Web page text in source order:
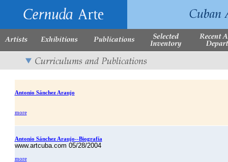
Antonio Sánchez Araujo
more
Antonio Sánchez Araujo--Biografía
www.artcuba.com 05/28/2004
more